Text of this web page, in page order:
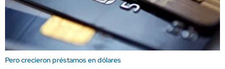
Pero crecieron préstamos en dólares